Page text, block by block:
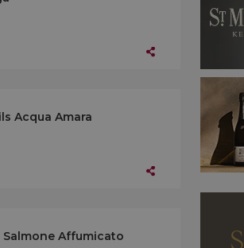
Acqua Amara
Affumicato